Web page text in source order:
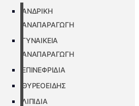
ΑΝΔΡΙΚΗ
ΑΝΑΠΑΡΑΓΩΓΗ
ΓΥΝΑΙΚΕΙΑ
ΑΝΑΠΑΡΑΓΩΓΗ
ΕΠΙΝΕΦΡΙΔΙΑ
ΘΥΡΕΟΕΙΔΗΣ
ΛΙΠΙΔΙΑ